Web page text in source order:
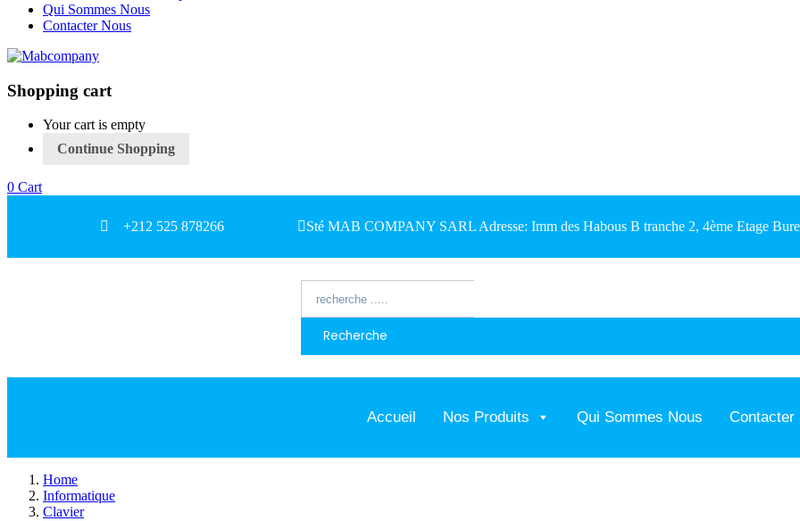
Qui Sommes Nous
Contacter Nous
Shopping cart
Your cart is empty
Continue Shopping
0 Cart
+212 525 878266 Sté MAB COMPANY SARL Adresse: Imm des Habous B tranche 2, 4ème Etage
Recherche
Accueil Nos Produits Qui Sommes Nous Contacter
Home
Informatique
Clavier